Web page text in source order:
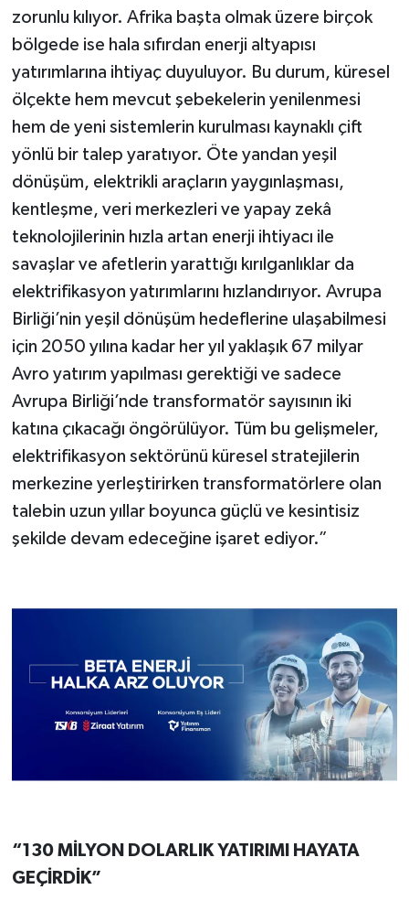
zorunlu kılıyor. Afrika başta olmak üzere birçok
bölgede ise hala sıfırdan enerji altyapısı
yatırımlarına ihtiyaç duyuluyor. Bu durum, küresel
ölçekte hem mevcut şebekelerin yenilenmesi
hem de yeni sistemlerin kurulması kaynaklı çift
yönlü bir talep yaratıyor. Öte yandan yeşil
dönüşüm, elektrikli araçların yaygınlaşması,
kentleşme, veri merkezleri ve yapay zekâ
teknolojilerinin hızla artan enerji ihtiyacı ile
savaşlar ve afetlerin yarattığı kırılganlıklar da
elektrifikasyon yatırımlarını hızlandırıyor. Avrupa
Birliği’nin yeşil dönüşüm hedeflerine ulaşabilmesi
için 2050 yılına kadar her yıl yaklaşık 67 milyar
Avro yatırım yapılması gerektiği ve sadece
Avrupa Birliği’nde transformatör sayısının iki
katına çıkacağı öngörülüyor. Tüm bu gelişmeler,
elektrifikasyon sektörünü küresel stratejilerin
merkezine yerleştirirken transformatörlere olan
talebin uzun yıllar boyunca güçlü ve kesintisiz
şekilde devam edeceğine işaret ediyor.”
“130 MİLYON DOLARLIK YATIRIMI HAYATA
GEÇİRDİK”